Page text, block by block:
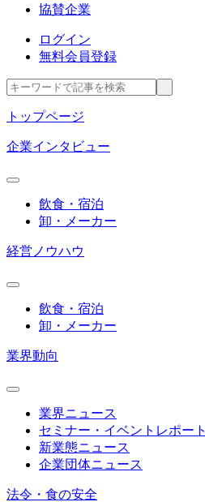
協賛企業
ログイン
無料会員登録
トップページ
企業インタビュー
飲食・宿泊
卸・メーカー
経営ノウハウ
飲食・宿泊
卸・メーカー
業界動向
業界ニュース
セミナー・イベントレポート
新業態ニュース
企業団体ニュース
法令・食の安全